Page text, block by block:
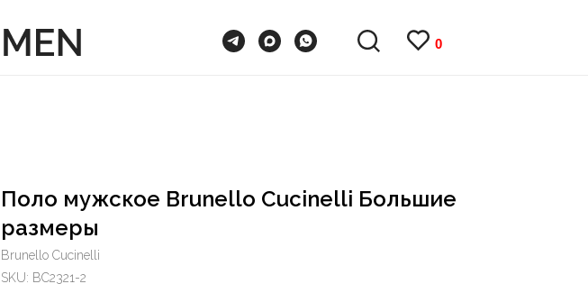
0
0
Поло мужское Brunello Cucinelli Большие
размеры
Brunello Cucinelli
SKU: BC2321-2